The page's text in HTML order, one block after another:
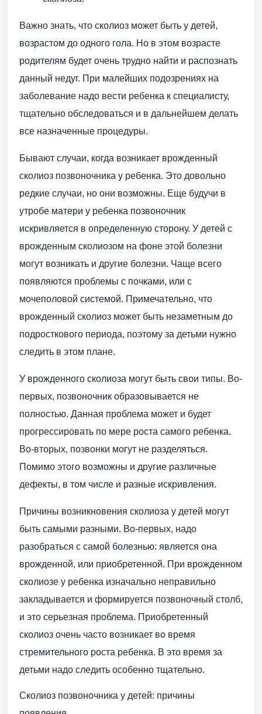
Важно знать, что сколиоз может быть у детей,
возрастом до одного гола. Но в этом возрасте
родителям будет очень трудно найти и распознать
данный недуг. При малейших подозрениях на
заболевание надо вести ребенка к специалисту,
тщательно обследоваться и в дальнейшем делать
все назначенные процедуры.
Бывают случаи, когда возникает врожденный
сколиоз позвоночника у ребенка. Это довольно
редкие случаи, но они возможны. Еще будучи в
утробе матери у ребенка позвоночник
искривляется в определенную сторону. У детей с
врожденным сколиозом на фоне этой болезни
могут возникать и другие болезни. Чаще всего
появляются проблемы с почками, или с
мочеполовой системой. Примечательно, что
врожденный сколиоз может быть незаметным до
подросткового периода, поэтому за детьми нужно
следить в этом плане.
У врожденного сколиоза могут быть свои типы. Во-
первых, позвоночник образовывается не
полностью. Данная проблема может и будет
прогрессировать по мере роста самого ребенка.
Во-вторых, позвонки могут не разделяться.
Помимо этого возможны и другие различные
дефекты, в том числе и разные искривления.
Причины возникновения сколиоза у детей могут
быть самыми разными. Во-первых, надо
разобраться с самой болезнью: является она
врожденной, или приобретенной. При врожденном
сколиозе у ребенка изначально неправильно
закладывается и формируется позвоночный столб,
и это серьезная проблема. Приобретенный
сколиоз очень часто возникает во время
стремительного роста ребенка. В это время за
детьми надо следить особенно тщательно.
Сколиоз позвоночника у детей: причины